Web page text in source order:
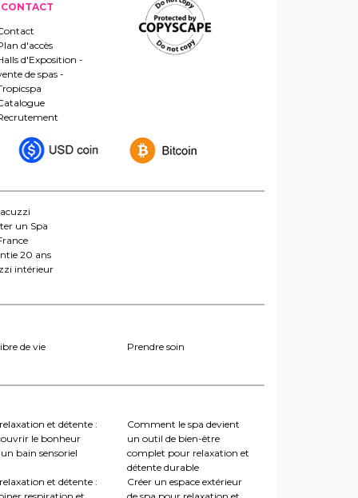
CONTACT
d'accès
d'Exposition -
de spas -
un Spa
20 ans
intérieur
de vie Prendre soin
et détente :
le bonheur
bain sensoriel
Comment le spa devient
un outil de bien-être
complet pour relaxation et
détente durable
et détente :
Créer un espace extérieur